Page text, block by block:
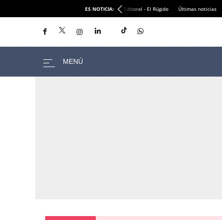
ES NOTICIA: Editoral - El Rúgido Últimas noticias